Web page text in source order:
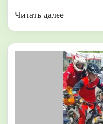
Читать далее